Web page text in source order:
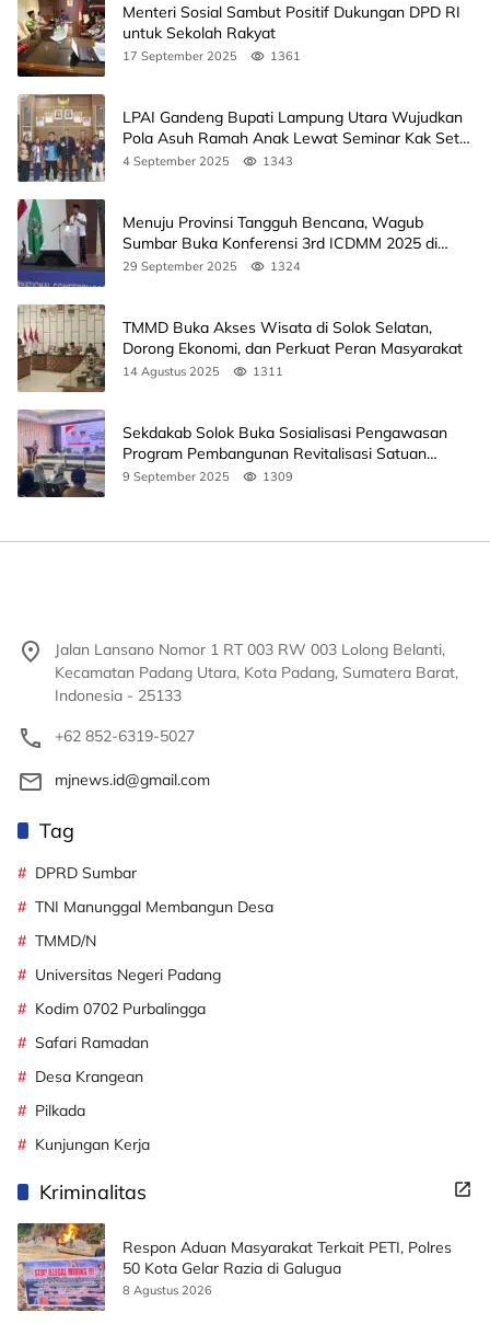
Menteri Sosial Sambut Positif Dukungan DPD RI
untuk Sekolah Rakyat
17 September 2025 1361
LPAI Gandeng Bupati Lampung Utara Wujudkan
Pola Asuh Ramah Anak Lewat Seminar Kak Seto,
Ini Jadwalnya
4 September 2025 1343
Menuju Provinsi Tangguh Bencana, Wagub
Sumbar Buka Konferensi 3rd ICDMM 2025 di
Unand
29 September 2025 1324
TMMD Buka Akses Wisata di Solok Selatan,
Dorong Ekonomi, dan Perkuat Peran Masyarakat
14 Agustus 2025 1311
Sekdakab Solok Buka Sosialisasi Pengawasan
Program Pembangunan Revitalisasi Satuan
Pendidikan
9 September 2025 1309
Jalan Lansano Nomor 1 RT 003 RW 003 Lolong Belanti,
Kecamatan Padang Utara, Kota Padang, Sumatera Barat,
Indonesia - 25133
+62 852-6319-5027
mjnews.id@gmail.com
Tag
DPRD Sumbar
TNI Manunggal Membangun Desa
TMMD/N
Universitas Negeri Padang
Kodim 0702 Purbalingga
Safari Ramadan
Desa Krangean
Pilkada
Kunjungan Kerja
Kriminalitas
Respon Aduan Masyarakat Terkait PETI, Polres
50 Kota Gelar Razia di Galugua
8 Agustus 2026